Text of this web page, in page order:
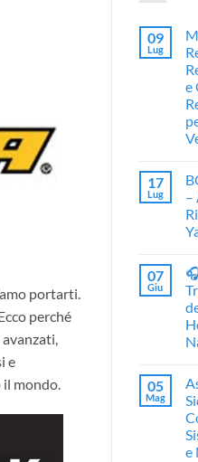
portarti.
perché
e
mondo.
09
Lug
e
su
e
a
in
17
Lug
–
su
–
e
in
07
Giu
su
🎧
a
05
Mag
e